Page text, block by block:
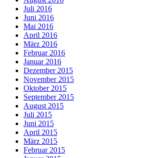
Juli 2016
Juni 2016
Mai 2016
April 2016
März 2016
Februar 2016
Januar 2016
Dezember 2015
November 2015
Oktober 2015
September 2015
August 2015
Juli 2015
Juni 2015
April 2015
März 2015
Februar 2015